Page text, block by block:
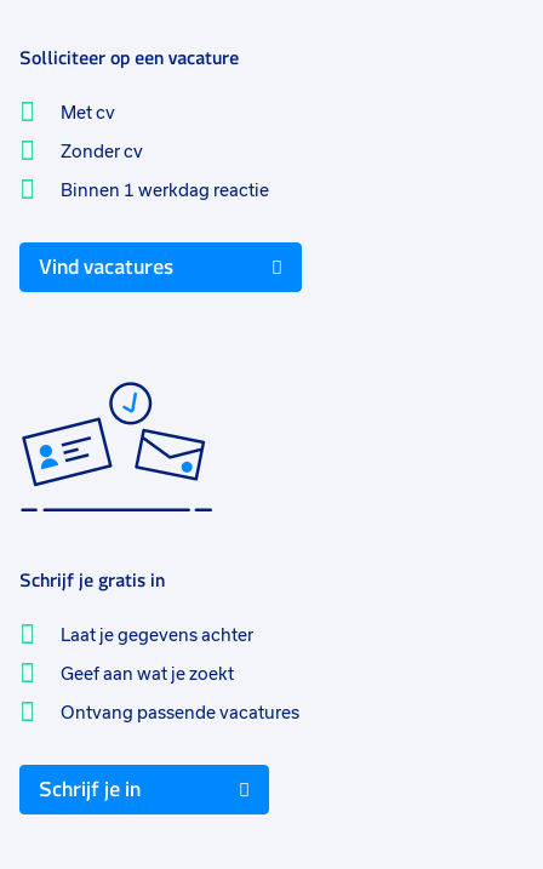
Solliciteer op een vacature
Met cv
Zonder cv
Binnen 1 werkdag reactie
Vind vacatures
Schrijf je gratis in
Laat je gegevens achter
Geef aan wat je zoekt
Ontvang passende vacatures
Schrijf je in